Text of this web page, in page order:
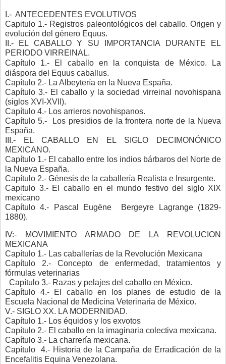
I.- ANTECEDENTES EVOLUTIVOS
Capitulo 1.- Registros paleontológicos del caballo. Origen y
evolución del género Equus.
II.- EL CABALLO Y SU IMPORTANCIA DURANTE EL
PERIODO VIRREINAL.
Capítulo 1.- El caballo en la conquista de México. La
diáspora del Equus caballus.
Capítulo 2.- La Albeytería en la Nueva España.
Capítulo 3.- El caballo y la sociedad virreinal novohispana
(siglos XVI-XVII).
Capítulo 4.- Los arrieros novohispanos.
Capítulo 5.-
Los presidios de la frontera norte de la Nueva
España.
III.- EL CABALLO EN EL SIGLO DECIMONÓNICO
MEXICANO.
Capítulo 1.- El caballo entre los indios bárbaros del Norte de
la Nueva España.
Capítulo 2.- Génesis de la caballería Realista e Insurgente.
Capitulo 3.- El caballo en el mundo festivo del siglo XIX
mexicano
Capítulo 4.- Pascal Eugëne
Bergeyre Lagrange (1829-
1880).
IV:- MOVIMIENTO ARMADO DE LA REVOLUCION
MEXICANA
Capítulo 1.- Las caballerías de la Revolución Mexicana
Capítulo 2.- Concepto de enfermedad, tratamientos y
fórmulas veterinarias
Capítulo 3.- Razas y pelajes del caballo en México.
Capítulo 4.- El caballo en los planes de estudio de la
Escuela Nacional de Medicina Veterinaria de México.
V.- SIGLO XX. LA MODERNIDAD.
Capítulo 1.- Los équidos y los exvotos
Capítulo 2.- El caballo en la imaginaria colectiva mexicana.
Capítulo 3.- La charrería mexicana.
Capítulo
4.- Historia de la Campaña de Erradicación de la
Encefalitis Equina Venezolana.